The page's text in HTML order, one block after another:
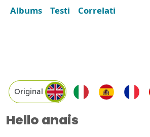
Albums Testi Correlati
Original
Hello anais